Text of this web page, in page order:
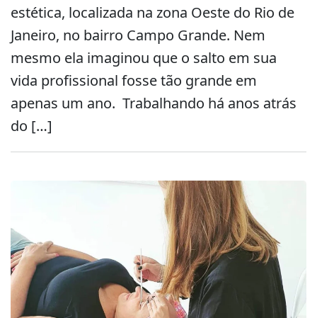
estética, localizada na zona Oeste do Rio de
Janeiro, no bairro Campo Grande. Nem
mesmo ela imaginou que o salto em sua
vida profissional fosse tão grande em
apenas um ano. Trabalhando há anos atrás
do […]